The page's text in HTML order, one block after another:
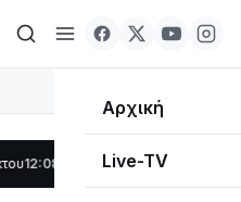
Αρχική
Live-TV
Σε τροχιά υλοποίησης η